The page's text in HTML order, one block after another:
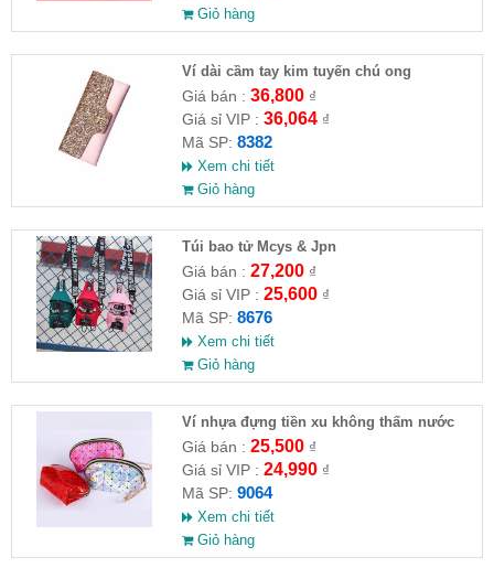
Giỏ hàng
Ví dài cầm tay kim tuyến chú ong
Giá bán : 36,800₫
Giá sỉ VIP : 36,064₫
Mã SP: 8382
Xem chi tiết
Giỏ hàng
Túi bao tử Mcys & Jpn
Giá bán : 27,200₫
Giá sỉ VIP : 25,600₫
Mã SP: 8676
Xem chi tiết
Giỏ hàng
Ví nhựa đựng tiền xu không thấm nước
Giá bán : 25,500₫
Giá sỉ VIP : 24,990₫
Mã SP: 9064
Xem chi tiết
Giỏ hàng